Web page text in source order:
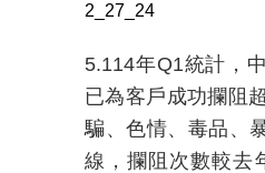
2_27_24
5.114年Q1統計，
已為客戶成功攔阻
騙、色情、毒品、
線，攔阻次數較去